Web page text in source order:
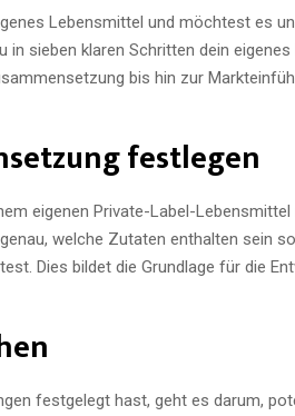
Lebensmittel und möchtest es
in sieben klaren Schritten dein
bis hin zur
festlegen
eigenen Private-Label-
welche Zutaten enthalten sein
Dies bildet die Grundlage für die
festgelegt hast, geht es darum,